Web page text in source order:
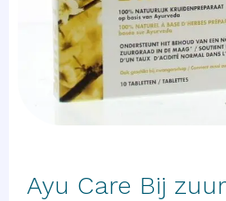
Ayu Care Bij